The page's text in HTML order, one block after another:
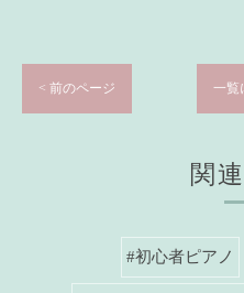
< 前のページ 一覧
関
#初心者ピアノ